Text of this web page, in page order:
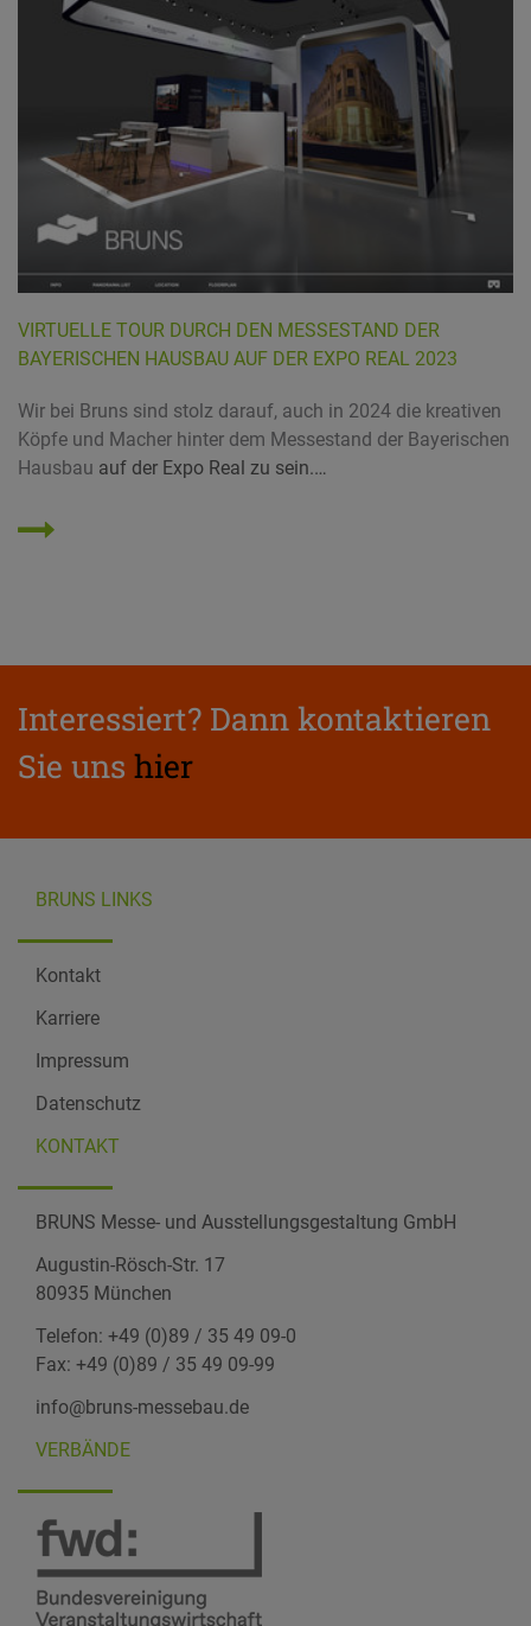
VIRTUELLE TOUR DURCH DEN MESSESTAND DER
BAYERISCHEN HAUSBAU AUF DER EXPO REAL 2023
Wir bei Bruns sind stolz darauf, auch in 2024 die kreativen
Köpfe und Macher hinter dem Messestand der Bayerischen
Hausbau auf der Expo Real zu sein.…
Interessiert? Dann kontaktieren
Sie uns hier
BRUNS LINKS
Kontakt
Karriere
Impressum
Datenschutz
KONTAKT
BRUNS Messe- und Ausstellungsgestaltung GmbH
Augustin-Rösch-Str. 17
80935 München
Telefon: +49 (0)89 / 35 49 09-0
Fax: +49 (0)89 / 35 49 09-99
info@bruns-messebau.de
VERBÄNDE